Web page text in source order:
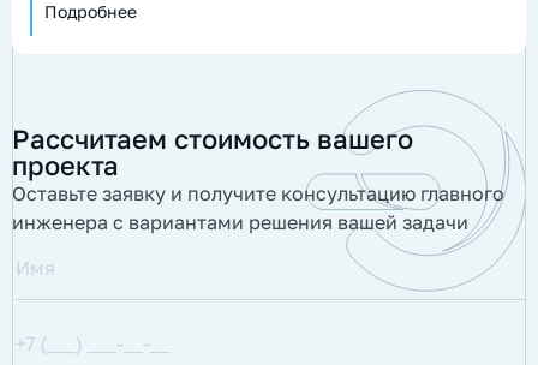
Подробнее
Рассчитаем стоимость вашего
проекта
Оставьте заявку и получите консультацию главного
инженера с вариантами решения вашей задачи